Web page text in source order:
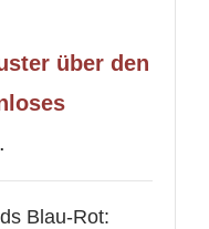
über den
Blau-Rot: